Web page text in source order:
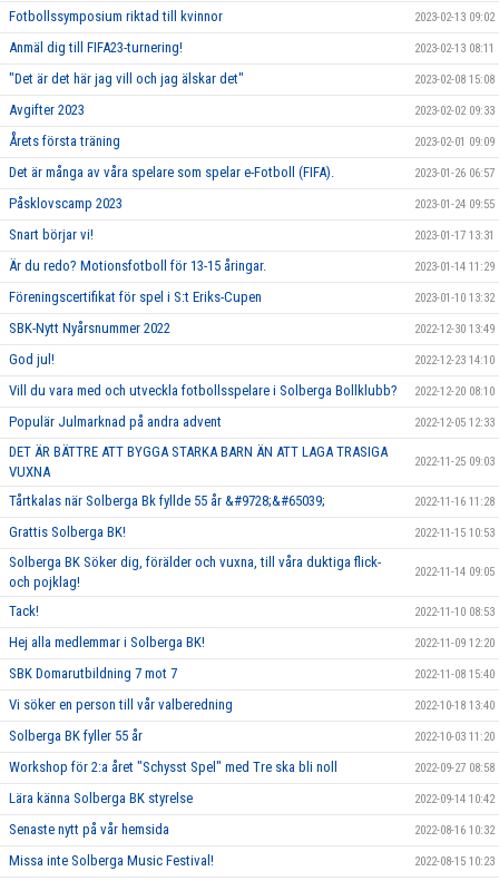
Fotbollssymposium riktad till kvinnor 2023-02-13 09:02
Anmäl dig till FIFA23-turnering! 2023-02-13 08:11
"Det är det här jag vill och jag älskar det" 2023-02-08 15:08
Avgifter 2023 2023-02-02 09:33
Årets första träning 2023-02-01 09:09
Det är många av våra spelare som spelar e-Fotboll (FIFA). 2023-01-26 06:57
Påsklovscamp 2023 2023-01-24 09:55
Snart börjar vi! 2023-01-17 13:31
Är du redo? Motionsfotboll för 13-15 åringar. 2023-01-14 11:29
Föreningscertifikat för spel i S:t Eriks-Cupen 2023-01-10 13:32
SBK-Nytt Nyårsnummer 2022 2022-12-30 13:49
God jul! 2022-12-23 14:10
Vill du vara med och utveckla fotbollsspelare i Solberga Bollklubb? 2022-12-20 08:10
Populär Julmarknad på andra advent 2022-12-05 12:33
DET ÄR BÄTTRE ATT BYGGA STARKA BARN ÄN ATT LAGA TRASIGA
VUXNA
2022-11-25 09:03
Tårtkalas när Solberga Bk fyllde 55 år &#9728;&#65039; 2022-11-16 11:28
Grattis Solberga BK! 2022-11-15 10:53
Solberga BK Söker dig, förälder och vuxna, till våra duktiga flick-
och pojklag!
2022-11-14 09:05
Tack! 2022-11-10 08:53
Hej alla medlemmar i Solberga BK! 2022-11-09 12:20
SBK Domarutbildning 7 mot 7 2022-11-08 15:40
Vi söker en person till vår valberedning 2022-10-18 13:40
Solberga BK fyller 55 år 2022-10-03 11:20
Workshop för 2:a året "Schysst Spel" med Tre ska bli noll 2022-09-27 08:58
Lära känna Solberga BK styrelse 2022-09-14 10:42
Senaste nytt på vår hemsida 2022-08-16 10:32
Missa inte Solberga Music Festival! 2022-08-15 10:23